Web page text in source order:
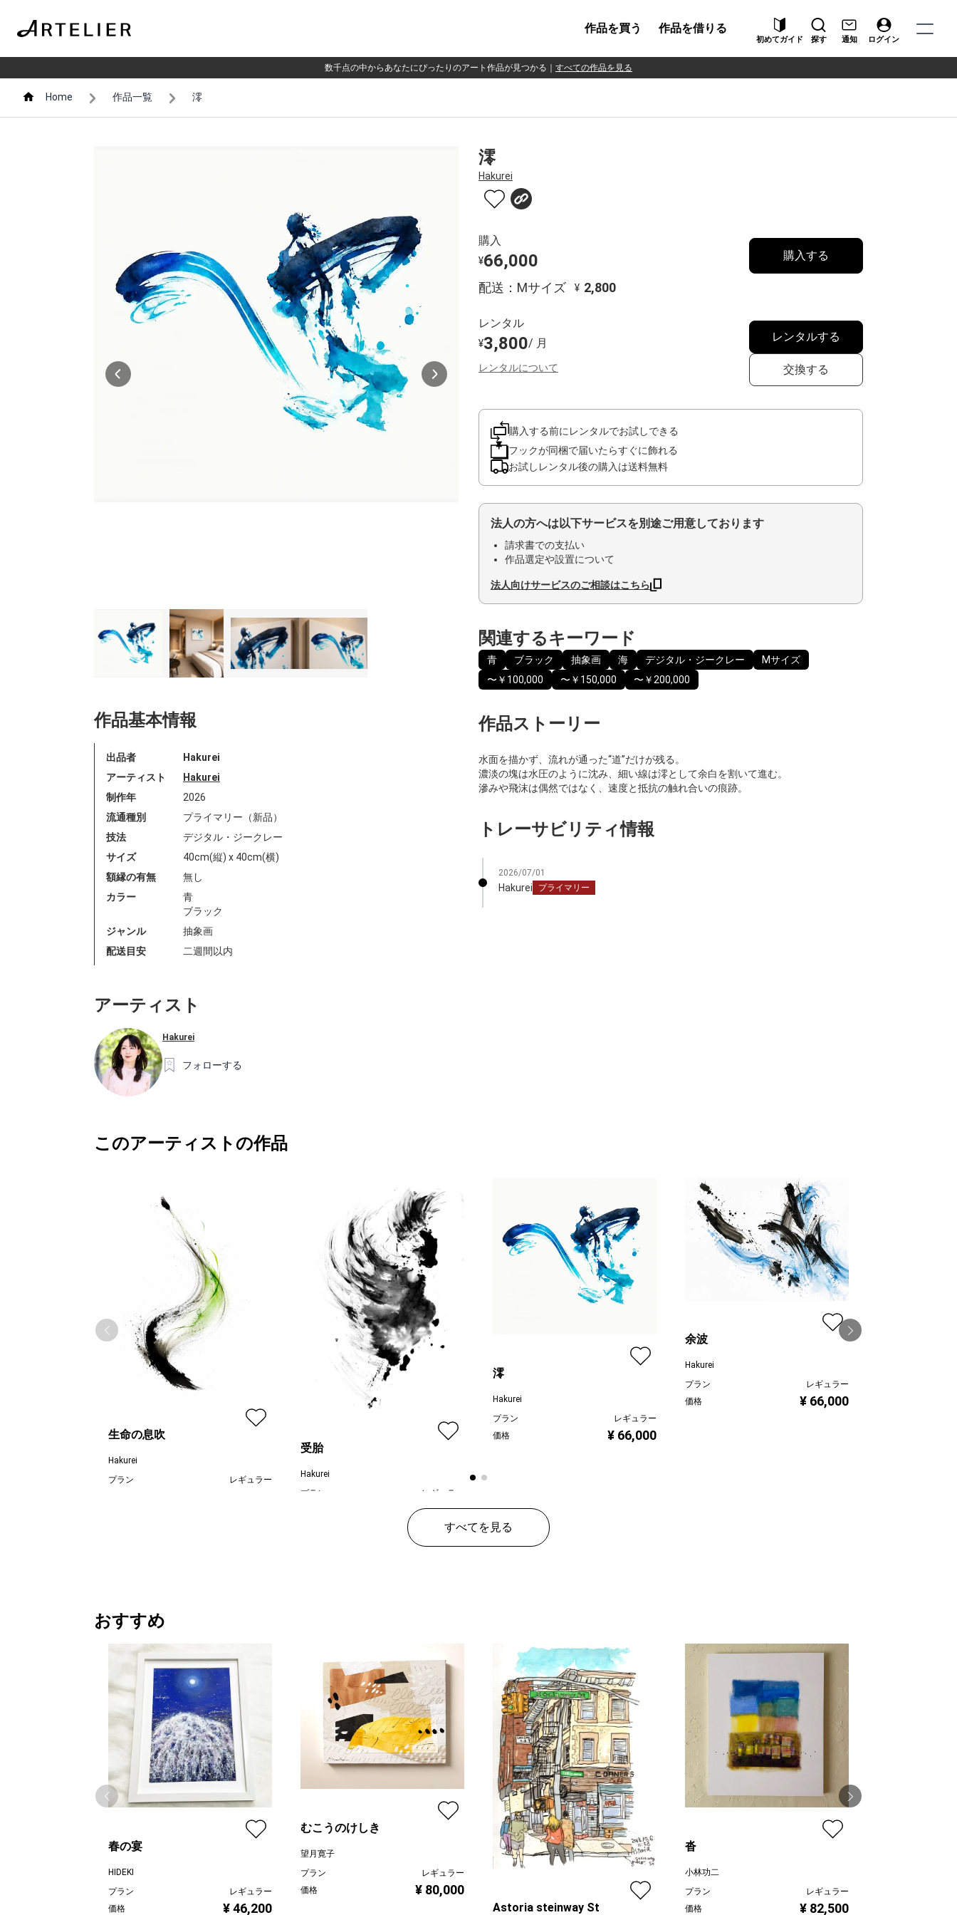
作品を買う 作品を借りる
初めてガイド 探す 通知 ログイン
数千点の中からあなたにぴったりのアート作品が見つかる すべての作品を見る
Home 作品一覧 澪
作品基本情報
出品者
Hakurei
アーティスト
Hakurei
制作年
2026
流通種別
プライマリー（新品）
技法
デジタル・ジークレー
サイズ
40cm(縦) x 40cm(横)
額縁の有無
無し
カラー
青
ブラック
ジャンル
抽象画
配送目安
二週間以内
アーティスト
Hakurei
フォローする
澪
Hakurei
購入
¥66,000
配送：Mサイズ ¥ 2,800
購入する
レンタル
¥3,800/ 月
レンタルについて
レンタルする
交換する
購入する前にレンタルでお試しできる
フックが同梱で届いたらすぐに飾れる
お試しレンタル後の購入は送料無料
法人の方へは以下サービスを別途ご用意しております
請求書での支払い
作品選定や設置について
法人向けサービスのご相談はこちら
関連するキーワード
青 ブラック 抽象画 海 デジタル・ジークレー
Mサイズ
〜￥100,000
〜￥150,000 〜￥200,000
作品ストーリー
水面を描かず、流れが通った“道”だけが残る。
濃淡の塊は水圧のように沈み、細い線は澪として余白を割いて進む。
滲みや飛沫は偶然ではなく、速度と抵抗の触れ合いの痕跡。
トレーサビリティ情報
2026/07/01
Hakurei プライマリー
このアーティストの作品
生命の息吹
Hakurei
プラン
レギュラー
受胎
Hakurei
プラン
レギュラー
¥ 88,000
澪
Hakurei
プラン
レギュラー
価格
¥ 66,000
余波
Hakurei
プラン
レギュラー
価格
¥ 66,000
すべてを見る
おすすめ
春の宴
HIDEKI
プラン
レギュラー
価格
¥ 46,200
むこうのけしき
望月寛子
プラン
レギュラー
価格
¥ 80,000
Astoria steinway St
沓
小林功二
プラン
レギュラー
価格
¥ 82,500